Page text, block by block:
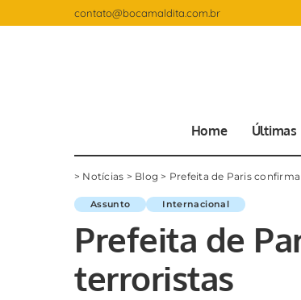
contato@bocamaldita.com.br
Home Últimas
> Notícias > Blog > Prefeita de Paris
Assunto Internacional
Prefeita de
terroristas